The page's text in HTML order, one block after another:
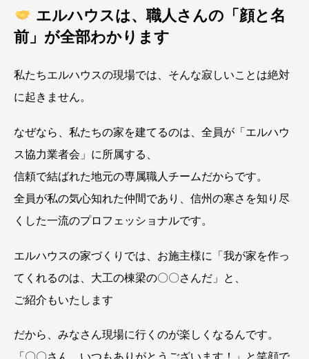
エルハウスは、職人さんの「顔と名
前」が全部わかります
私たちエルハウスの現場では、そんな寂しいことは絶対
に起きません。
なぜなら、私たちの家を建てるのは、全員が「エルハウ
ス協力業者会」に所属する、
信頼で結ばれた地元の専属職人チームだからです。
全員が私の気心知れた仲間であり、信州の寒さを知り尽
くした一流のプロフェッショナルです。
エルハウスの家づくりでは、お施主様に「我が家を作っ
てくれるのは、大工の棟梁の〇〇さんだ」と、
ご紹介もいたします
だから、みなさん現場に行くのが楽しくなるんです。